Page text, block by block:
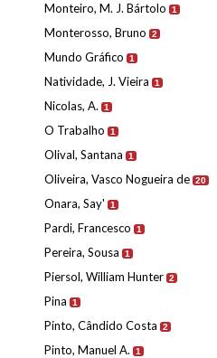
Monteiro, M. J. Bártolo 1
Monterosso, Bruno 2
Mundo Gráfico 1
Natividade, J. Vieira 1
Nicolas, A. 1
O Trabalho 1
Olival, Santana 1
Oliveira, Vasco Nogueira de 20
Onara, Say' 1
Pardi, Francesco 1
Pereira, Sousa 1
Piersol, William Hunter 2
Pina 1
Pinto, Cândido Costa 2
Pinto, Manuel A. 1